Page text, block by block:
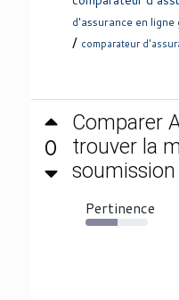
d'assurance en ligne
/ comparateur
0
Comparer
trouver la
Pertinence
52%